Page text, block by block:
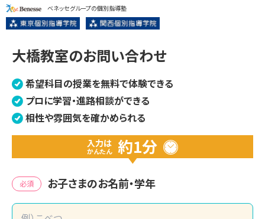
ベネッセグループの個別指導塾
大橋教室のお問い合わせ
希望科目の授業を無料で体験できる
プロに学習・進路相談ができる
相性や雰囲気を確かめられる
入力は
かんたん 約1分
必須 お子さまのお名前・学年